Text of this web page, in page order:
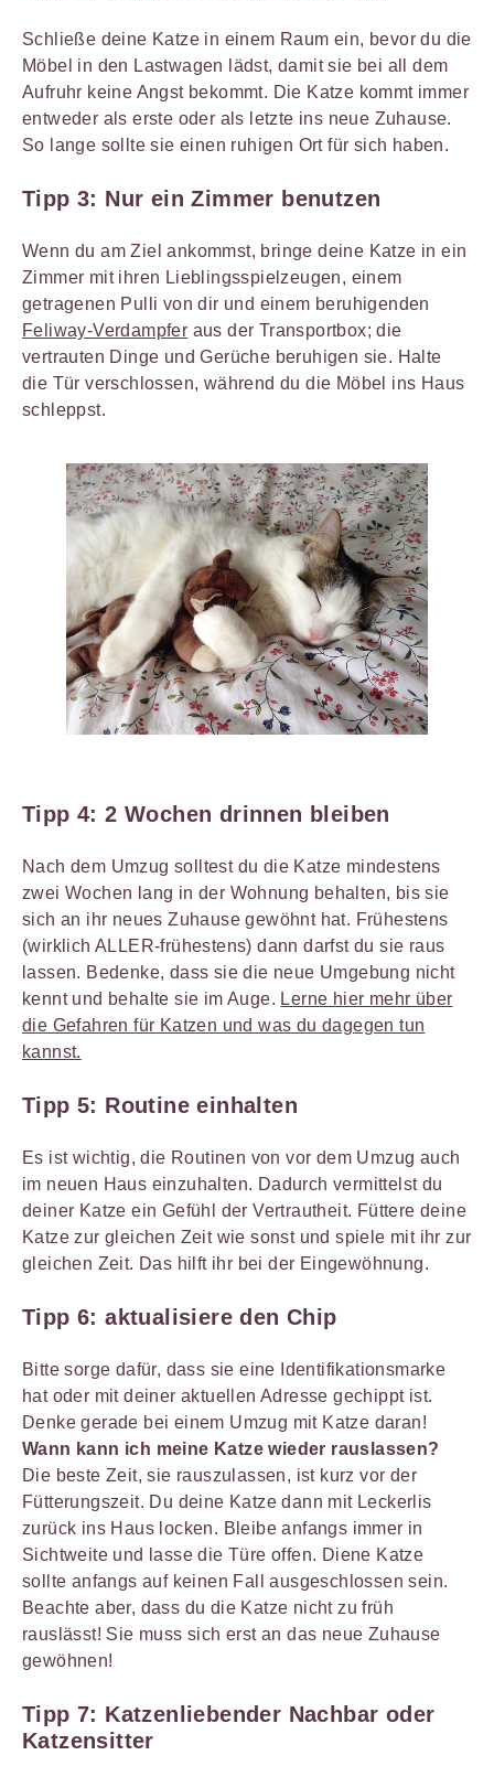
Schließe deine Katze in einem Raum ein, bevor du die
Möbel in den Lastwagen lädst, damit sie bei all dem
Aufruhr keine Angst bekommt. Die Katze kommt immer
entweder als erste oder als letzte ins neue Zuhause.
So lange sollte sie einen ruhigen Ort für sich haben.
Tipp 3: Nur ein Zimmer benutzen
Wenn du am Ziel ankommst, bringe deine Katze in ein
Zimmer mit ihren Lieblingsspielzeugen, einem
getragenen Pulli von dir und einem beruhigenden
Feliway-Verdampfer aus der Transportbox; die
vertrauten Dinge und Gerüche beruhigen sie. Halte
die Tür verschlossen, während du die Möbel ins Haus
schleppst.
Tipp 4: 2 Wochen drinnen bleiben
Nach dem Umzug solltest du die Katze mindestens
zwei Wochen lang in der Wohnung behalten, bis sie
sich an ihr neues Zuhause gewöhnt hat. Frühestens
(wirklich ALLER-frühestens) dann darfst du sie raus
lassen. Bedenke, dass sie die neue Umgebung nicht
kennt und behalte sie im Auge. Lerne hier mehr über
die Gefahren für Katzen und was du dagegen tun
kannst.
Tipp 5: Routine einhalten
Es ist wichtig, die Routinen von vor dem Umzug auch
im neuen Haus einzuhalten. Dadurch vermittelst du
deiner Katze ein Gefühl der Vertrautheit. Füttere deine
Katze zur gleichen Zeit wie sonst und spiele mit ihr zur
gleichen Zeit. Das hilft ihr bei der Eingewöhnung.
Tipp 6: aktualisiere den Chip
Bitte sorge dafür, dass sie eine Identifikationsmarke
hat oder mit deiner aktuellen Adresse gechippt ist.
Denke gerade bei einem Umzug mit Katze daran!
Wann kann ich meine Katze wieder rauslassen?
Die beste Zeit, sie rauszulassen, ist kurz vor der
Fütterungszeit. Du deine Katze dann mit Leckerlis
zurück ins Haus locken. Bleibe anfangs immer in
Sichtweite und lasse die Türe offen. Diene Katze
sollte anfangs auf keinen Fall ausgeschlossen sein.
Beachte aber, dass du die Katze nicht zu früh
rauslässt! Sie muss sich erst an das neue Zuhause
gewöhnen!
Tipp 7: Katzenliebender Nachbar oder
Katzensitter